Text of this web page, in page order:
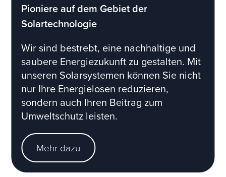
Pioniere auf dem Gebiet der
Solartechnologie
Wir sind bestrebt, eine nachhaltige und
saubere Energiezukunft zu gestalten. Mit
unseren Solarsystemen können Sie nicht
nur Ihre Energielosen reduzieren,
sondern auch Ihren Beitrag zum
Umweltschutz leisten.
Mehr dazu